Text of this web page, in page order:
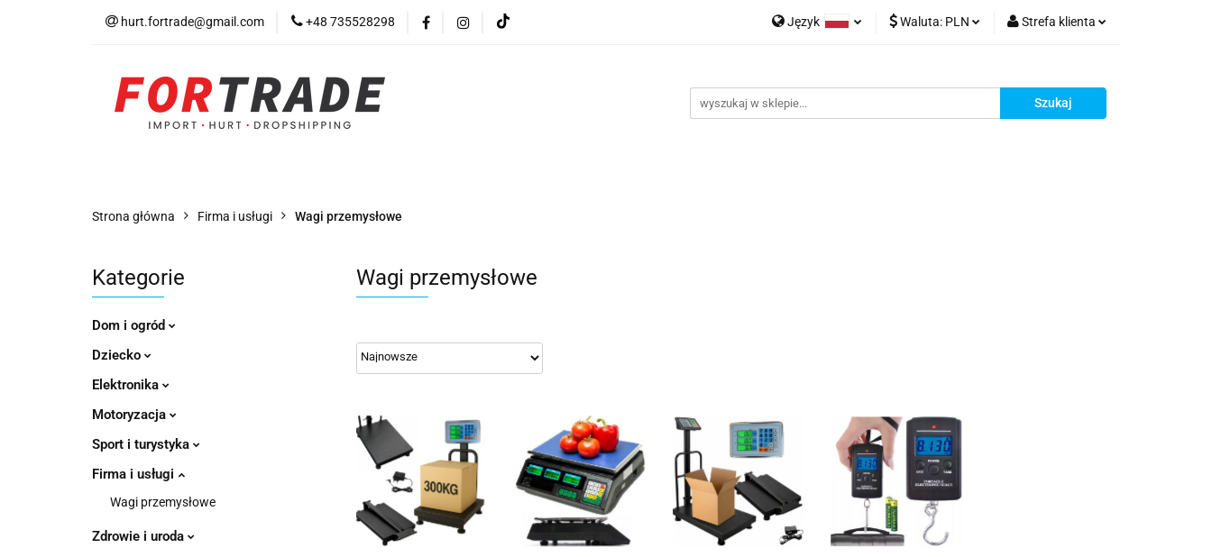
hurt.fortrade@gmail.com +48 735528298 Język
German
Waluta: PLN Strefa klienta
Zarejestruj się
Dodaj reklamacje
Kategorie Promocje Nowości Import z Chin
Warunki współpracy
Strona główna Firma i usługi Wagi przemysłowe
Kategorie
Dom i ogród
Dziecko
Elektronika
Motoryzacja
Sport i turystyka
Firma i usługi
Wagi przemysłowe
Zdrowie i uroda
Wagi przemysłowe